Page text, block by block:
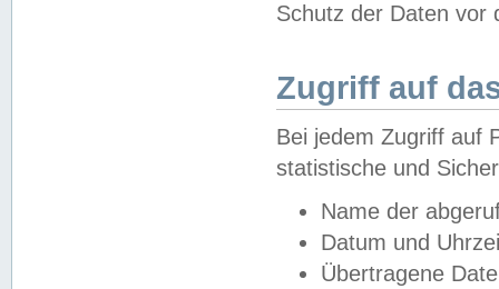
Schutz der Daten vor
Zugriff auf
Bei jedem Zugriff auf
statistische und
Name der
Datum und
Übertragene